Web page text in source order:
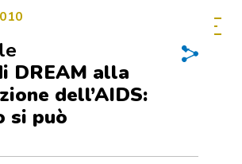
DREAM alla
dell’AIDS:
si può